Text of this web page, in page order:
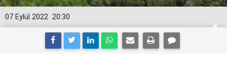
20:30
07 Eylül 2022